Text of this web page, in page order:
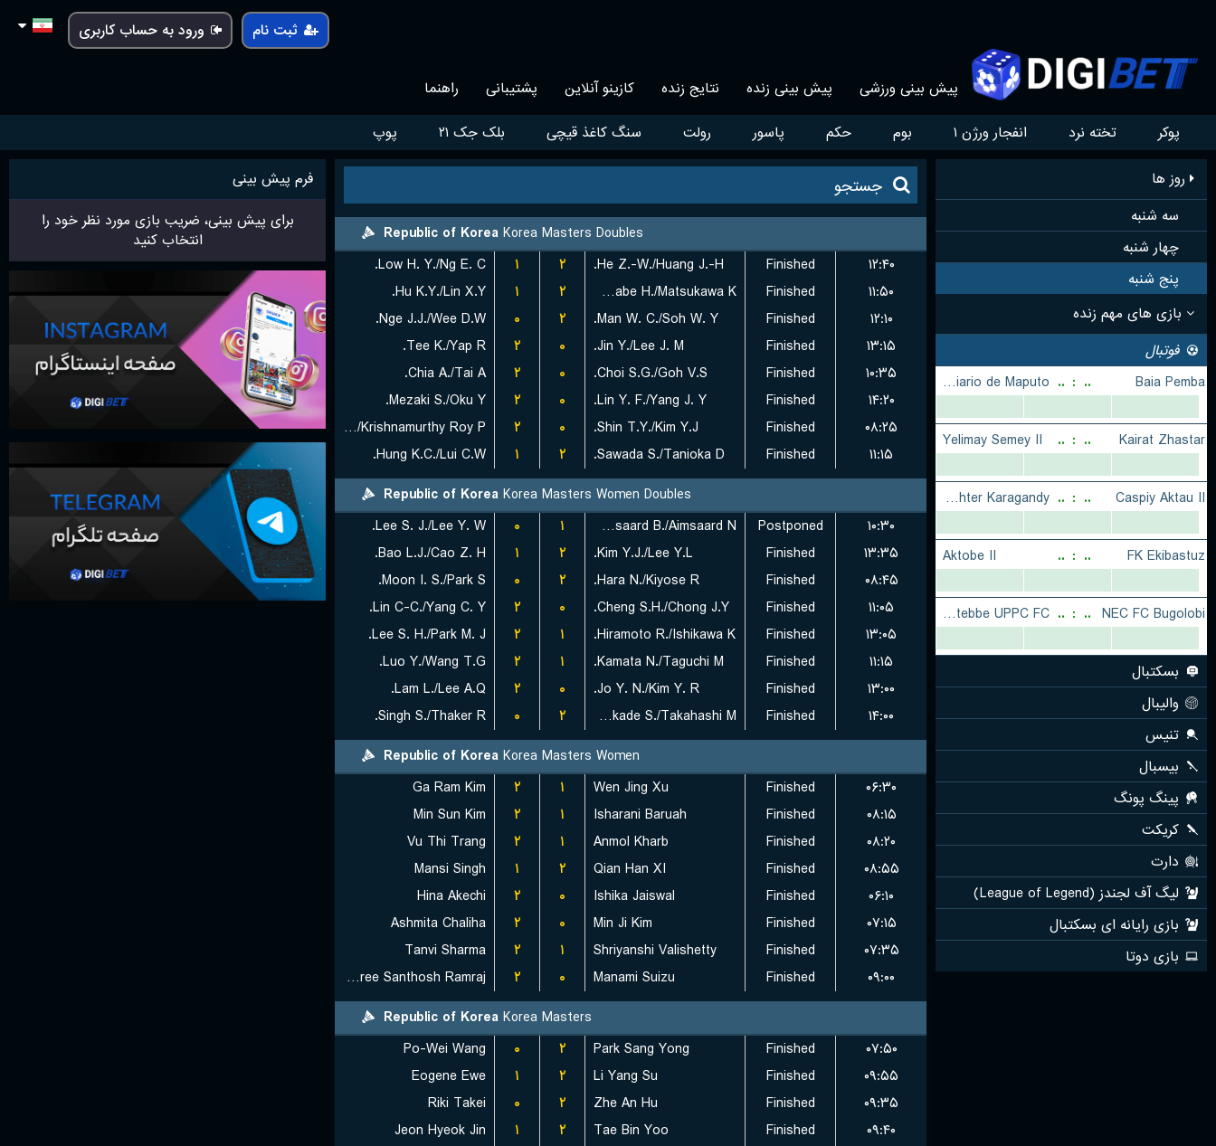
ثبت نام ورود به حساب کاربری
پیش بینی ورزشی پیش بینی زنده نتایج زنده کازینو آنلاین پشتیبانی راهنما
پوکر تخته نرد انفجار ورژن ۱ بوم حکم پاسور رولت سنگ کاغذ قیچی بلک جک ۲۱ پوپ
روز ها
سه شنبه
چهار شنبه
پنج شنبه
Republic of Korea Korea Masters Doubles
Low H. Y./Ng E. C.
۱ ۲ He Z.-W./Huang J.-H. Finished
۱۲:۴۰
Hu K.Y./Lin X.Y.
۱ ۲ Kawabe H./Matsukawa K. Finished
۱۱:۵۰
Nge J.J./Wee D.W.
۰ ۲ Man W. C./Soh W. Y. Finished
۱۲:۱۰
Tee K./Yap R.
۲ ۰ Jin Y./Lee J. M. Finished
۱۳:۱۵
Chia A./Tai A.
۲ ۰ Choi S.G./Goh V.S. Finished
۱۰:۳۵
Mezaki S./Oku Y.
۲ ۰ Lin Y. F./Yang J. Y. Finished
۱۴:۲۰
Garaga P./Krishnamurthy Roy P.
۲ ۰ Shin T.Y./Kim Y.J. Finished
۰۸:۲۵
Hung K.C./Lui C.W.
۱ ۲ Sawada S./Tanioka D. Finished
۱۱:۱۵
Republic of Korea Korea Masters Women Doubles
Lee S. J./Lee Y. W.
۰ ۱ Aimsaard B./Aimsaard N. Postponed
۱۰:۳۰
Bao L.J./Cao Z. H.
۱ ۲ Kim Y.J./Lee Y.L. Finished
۱۳:۳۵
Moon I. S./Park S.
۰ ۲ Hara N./Kiyose R. Finished
۰۸:۴۵
Lin C-C./Yang C. Y.
۲ ۰ Cheng S.H./Chong J.Y. Finished
۱۱:۰۵
Lee S. H./Park M. J.
۲ ۱ Hiramoto R./Ishikawa K. Finished
۱۳:۰۵
Luo Y./Wang T.G.
۲ ۱ Kamata N./Taguchi M. Finished
۱۱:۱۵
Lam L./Lee A.Q.
۲ ۰ Jo Y. N./Kim Y. R. Finished
۱۳:۰۰
Singh S./Thaker R.
۰ ۲ Nakade S./Takahashi M. Finished
۱۴:۰۰
Republic of Korea Korea Masters Women
Ga Ram Kim
۲ ۱ Wen Jing Xu Finished
۰۶:۳۰
Min Sun Kim
۲ ۱ Isharani Baruah Finished
۰۸:۱۵
Vu Thi Trang
۲ ۱ Anmol Kharb Finished
۰۸:۲۰
Mansi Singh
۱ ۲ Qian Han XI Finished
۰۸:۵۵
Hina Akechi
۲ ۰ Ishika Jaiswal Finished
۰۶:۱۰
Ashmita Chaliha
۲ ۰ Min Ji Kim Finished
۰۷:۱۵
Tanvi Sharma
۲ ۱ Shriyanshi Valishetty Finished
۰۷:۳۵
Rakshitha Sree Santhosh Ramraj
۲ ۰ Manami Suizu Finished
۰۹:۰۰
Republic of Korea Korea Masters
Po-Wei Wang
۰ ۲ Park Sang Yong Finished
۰۷:۵۰
Eogene Ewe
۱ ۲ Li Yang Su Finished
۰۹:۵۵
Riki Takei
۰ ۲ Zhe An Hu Finished
۰۹:۳۵
Jeon Hyeok Jin
۱ ۲ Tae Bin Yoo Finished
۰۹:۴۰
فرم پیش بینی
برای پیش بینی، ضریب بازی مورد نظر خود را
انتخاب کنید